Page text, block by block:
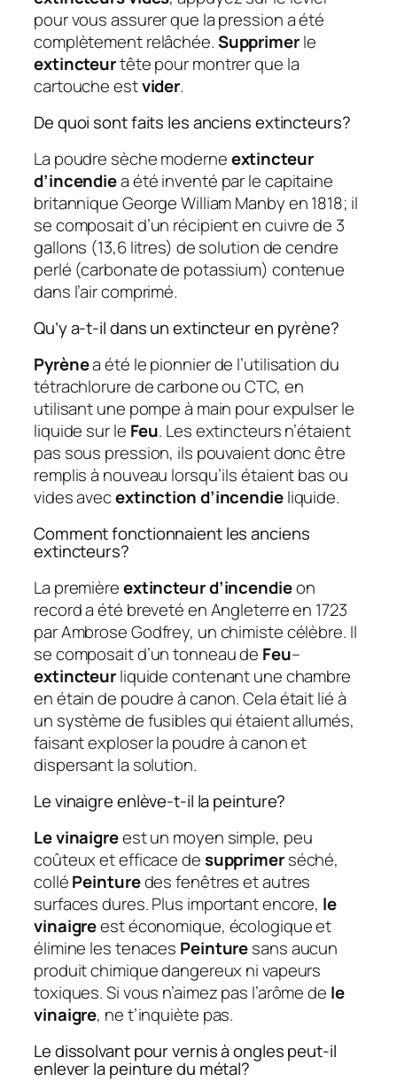
pour vous assurer que la pression a été
complètement relâchée.Supprimerle
extincteurtête pour montrer que la
cartouche estvider.
De quoi sont faits les anciens extincteurs?
La poudre sèche moderneextincteur
d’incendiea été inventé par le capitaine
britannique George William Manby en 1818; il
se composait d’un récipient en cuivre de 3
gallons (13,6 litres) de solution de cendre
perlé (carbonate de potassium) contenue
dans l’air comprimé.
Qu’y a-t-il dans un extincteur en pyrène?
Pyrènea été le pionnier de l’utilisation du
tétrachlorure de carbone ou CTC, en
utilisant une pompe à main pour expulser le
liquide sur le Feu. Les extincteurs n’étaient
pas sous pression, ils pouvaient donc être
remplis à nouveau lorsqu’ils étaient bas ou
vides avecextinction d’incendieliquide.
Comment fonctionnaient les anciens
extincteurs?
La premièreextincteur d’incendieon
record a été breveté en Angleterre en 1723
par Ambrose Godfrey, un chimiste célèbre. Il
se composait d’un tonneau de Feu–
extincteurliquide contenant une chambre
en étain de poudre à canon. Cela était lié à
un système de fusibles qui étaient allumés,
faisant exploser la poudre à canon et
dispersant la solution.
Le vinaigre enlève-t-il la peinture?
Le vinaigreest un moyen simple, peu
coûteux et efficace desupprimerséché,
colléPeinturedes fenêtres et autres
surfaces dures. Plus important encore, le
vinaigreest économique, écologique et
élimine les tenaces Peinturesans aucun
produit chimique dangereux ni vapeurs
toxiques. Si vous n’aimez pas l’arôme de le
vinaigre, ne t’inquiète pas.
Le dissolvant pour vernis à ongles peut-il
enlever la peinture du métal?